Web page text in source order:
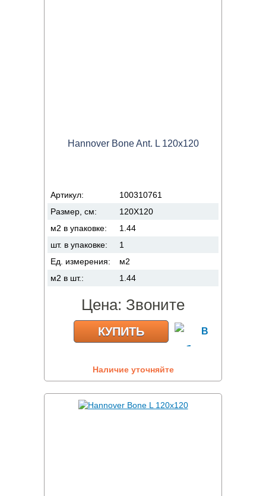
Hannover Bone Ant. L 120x120
Артикул:
100310761
Размер, см:
120X120
м2 в упаковке:
1.44
шт. в упаковке:
1
Ед. измерения:
м2
м2 в шт.:
1.44
Цена: Звоните
КУПИТЬ
Наличие уточняйте